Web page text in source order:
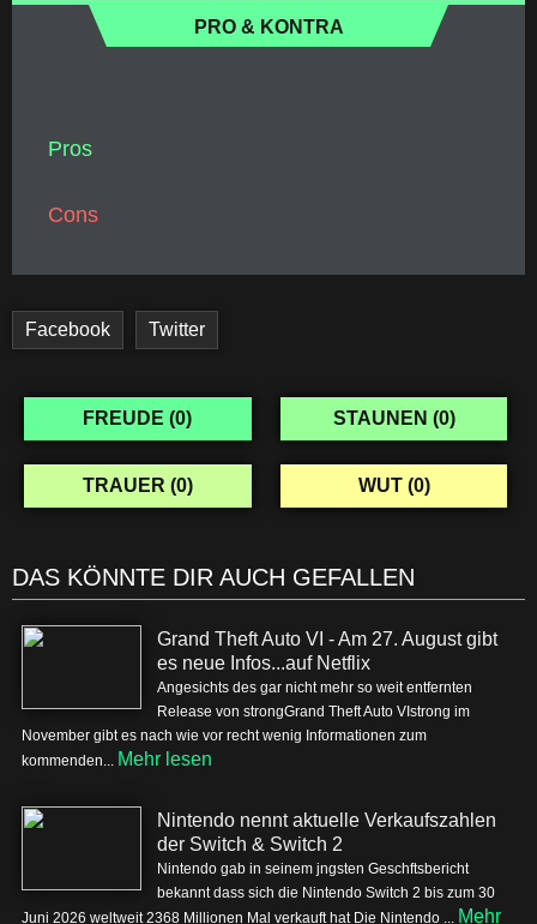
PRO & KONTRA
Pros
Cons
Facebook Twitter
FREUDE (0) STAUNEN (0)
TRAUER (0) WUT (0)
DAS KÖNNTE DIR AUCH GEFALLEN
Grand Theft Auto VI - Am 27. August gibt
es neue Infos...auf Netflix
Angesichts des gar nicht mehr so weit entfernten
Release von strongGrand Theft Auto VIstrong im
November gibt es nach wie vor recht wenig Informationen zum
kommenden... Mehr lesen
Nintendo nennt aktuelle Verkaufszahlen
der Switch & Switch 2
Nintendo gab in seinem jngsten Geschftsbericht
bekannt dass sich die Nintendo Switch 2 bis zum 30
Juni 2026 weltweit 2368 Millionen Mal verkauft hat Die Nintendo ... Mehr